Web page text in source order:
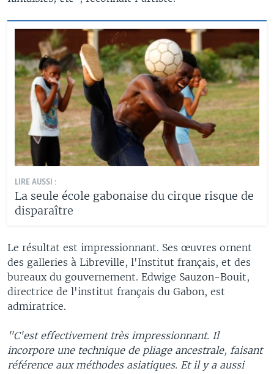
LIRE AUSSI :
La seule école gabonaise du cirque risque de
disparaître
Le résultat est impressionnant. Ses œuvres ornent
des galleries à Libreville, l'Institut français, et des
bureaux du gouvernement. Edwige Sauzon-Bouit,
directrice de l'institut français du Gabon, est
admiratrice.
"C'est effectivement très impressionnant. Il
incorpore une technique de pliage ancestrale, faisant
référence aux méthodes asiatiques. Et il y a aussi